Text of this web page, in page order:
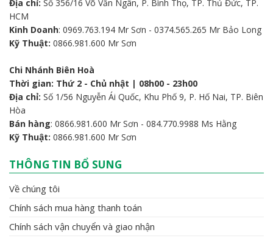
Địa chỉ: Số 356/16 Võ Văn Ngân, P. Bình Thọ, TP. Thủ Đức, TP.
HCM
Kinh Doanh: 0969.763.194 Mr Sơn - 0374.565.265 Mr Bảo Long
Kỹ Thuật: 0866.981.600 Mr Sơn
Chi Nhánh Biên Hoà
Thời gian: Thứ 2 - Chủ nhật | 08h00 - 23h00
Địa chỉ: Số 1/56 Nguyễn Ái Quốc, Khu Phố 9, P. Hố Nai, TP. Biên
Hòa
Bán hàng: 0866.981.600 Mr Sơn - 084.770.9988 Ms Hằng
Kỹ Thuật: 0866.981.600 Mr Sơn
THÔNG TIN BỔ SUNG
Về chúng tôi
Chính sách mua hàng thanh toán
Chính sách vận chuyển và giao nhận